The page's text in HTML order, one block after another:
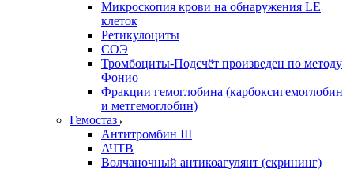
Микроскопия крови на обнаружения LE
клеток
Ретикулоциты
СОЭ
Тромбоциты-Подсчёт произведен по методу
Фонио
Фракции гемоглобина (карбоксигемоглобин
и метгемоглобин)
Гемостаз
Антитромбин III
АЧТВ
Волчаночный антикоагулянт (скрининг)